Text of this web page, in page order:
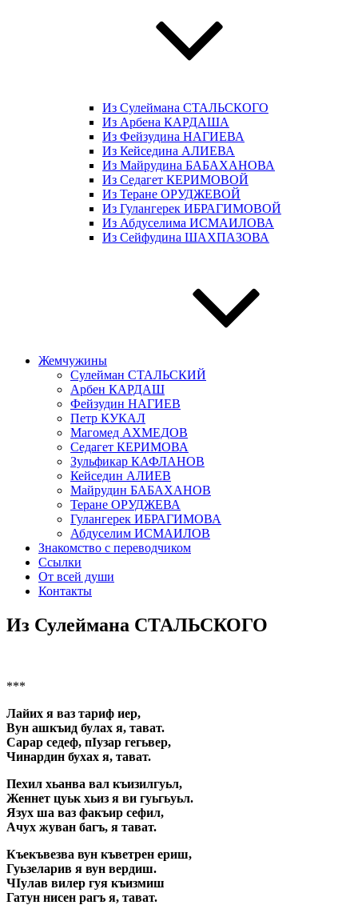
Из Сулеймана СТАЛЬСКОГО
Из Арбена КАРДАША
Из Фейзудина НАГИЕВА
Из Кейседина АЛИЕВА
Из Майрудина БАБАХАНОВА
Из Седагет КЕРИМОВОЙ
Из Теране ОРУДЖЕВОЙ
Из Гулангерек ИБРАГИМОВОЙ
Из Абдуселима ИСМАИЛОВА
Из Сейфудина ШАХПАЗОВА
Жемчужины
Сулейман СТАЛЬСКИЙ
Арбен КАРДАШ
Фейзудин НАГИЕВ
Петр КУКАЛ
Магомед АХМЕДОВ
Седагет КЕРИМОВА
Зульфикар КАФЛАНОВ
Кейседин АЛИЕВ
Майрудин БАБАХАНОВ
Теране ОРУДЖЕВА
Гулангерек ИБРАГИМОВА
Абдуселим ИСМАИЛОВ
Знакомство с переводчиком
Ссылки
От всей души
Контакты
Из Сулеймана СТАЛЬСКОГО
***
Лайих я ваз тариф иер,
Вун ашкъид булах я, тават.
Сарар седеф, пIузар гегьвер,
Чинардин бухах я, тават.
Пехил хьанва вал къизилгуьл,
Женнет цуьк хьиз я ви гуьгьуьл.
Язух ша ваз факъир сефил,
Ачух жуван багъ, я тават.
Къекъвезва вун къветрен ериш,
Гуьзеларив я вун вердиш.
ЧIулав вилер гуя къизмиш
Гатун нисен рагъ я, тават.